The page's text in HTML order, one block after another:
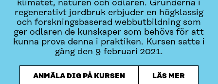
klimatet, naturen och odlaren. Grunderna i
regenerativt jordbruk erbjuder en högklassig
och forskningsbaserad webbutbildning som
ger odlaren de kunskaper som behövs för att
kunna prova denna i praktiken. Kursen satte i
gång den 9 februari 2021.
ANMÄLA DIG PÅ KURSEN LÄS MER